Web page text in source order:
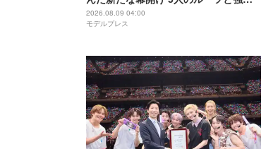
が交差する念願の初ステージ【ライブ
レポ／Howzit 1st LIVE 2026 NICE TO
2026.08.09 04:00
モデルプレス